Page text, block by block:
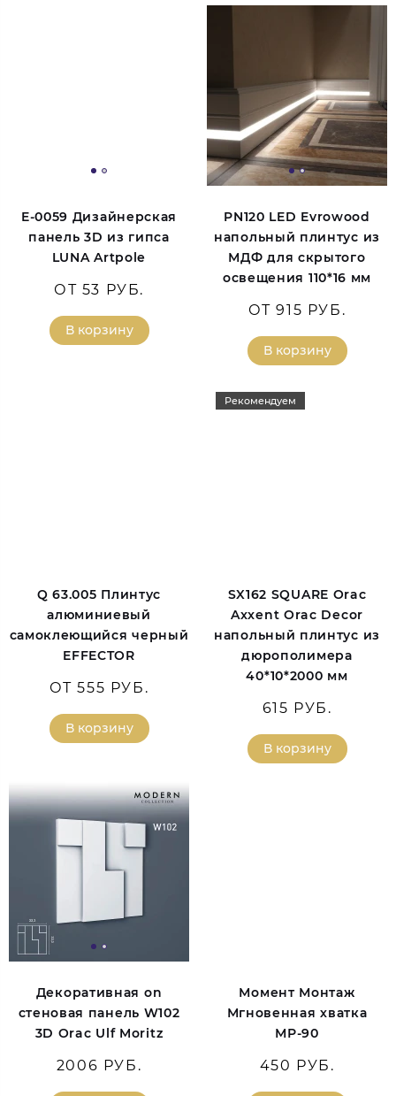
E-0059 Дизайнерская
панель 3D из гипса
LUNA Artpole
ОТ 53 РУБ.
В корзину
PN120 LED Evrowood
напольный плинтус из
МДФ для скрытого
освещения 110*16 мм
ОТ 915 РУБ.
В корзину
Q 63.005 Плинтус
алюминиевый
самоклеющийся черный
EFFECTOR
ОТ 555 РУБ.
В корзину
Рекомендуем
SX162 SQUARE Orac
Axxent Orac Decor
напольный плинтус из
дюрополимера
40*10*2000 мм
615 РУБ.
В корзину
Декоративная on
стеновая панель W102
3D Orac Ulf Moritz
2006 РУБ.
Момент Монтаж
Мгновенная хватка
МР-90
450 РУБ.